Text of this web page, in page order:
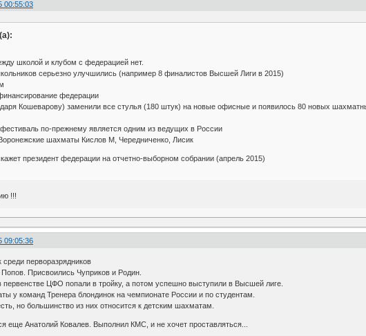
00:55:03
школой и клубом с федерацией нет.
серьезно улучшились (например 8 финалистов Высшей Лиги в 2015)
федерации
Кошеварову) заменили все стулья (180 штук) на новые офисные и появилось 80 новых
по-прежнему является одним из ведущих в России
шахматы Кислов М, Чередниченко, Лисик
президент федерации на отчетно-выборном собрании (апрель 2015)
!!!
09:05:36
перворазрядников
Присвоились Чуприков и Родин.
ЦФО попали в тройку, а потом успешно выступили в Высшей лиге.
у команд Тренера блондинок на чемпионате России и по студентам.
но большинство из них относится к детским шахматам.
еще Анатолий Ковалев. Выполнил КМС, и не хочет проставляться...